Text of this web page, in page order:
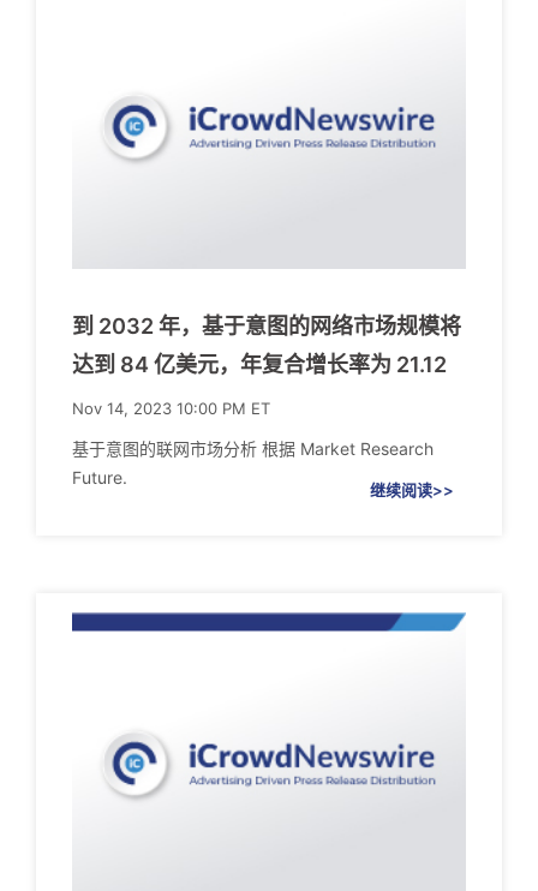
到 2032 年，基于意图的网络市场规模将
达到 84 亿美元，年复合增长率为 21.12
Nov 14, 2023 10:00 PM ET
基于意图的联网市场分析 根据 Market Research
Future.
继续阅读>>